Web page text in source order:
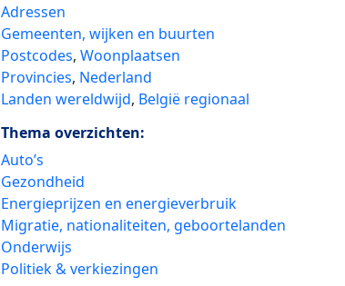
Adressen
Gemeenten, wijken en buurten
Postcodes,Woonplaatsen
Provincies, Nederland
Landen wereldwijd, België regionaal
Thema overzichten:
Auto’s
Gezondheid
Energieprijzen en energieverbruik
Migratie, nationaliteiten, geboortelanden
Onderwijs
Politiek & verkiezingen